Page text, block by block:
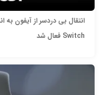
Switch فعال شد